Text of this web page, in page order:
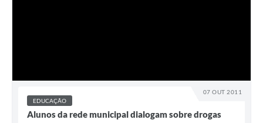
07 OUT 2011
EDUCAÇÃO
Alunos da rede municipal dialogam sobre drogas